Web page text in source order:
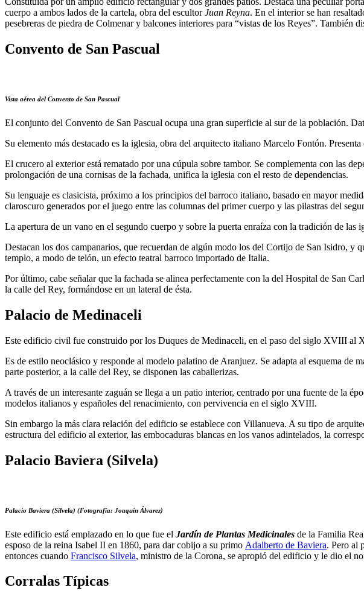
cuerpo a ambos lados de la cartela, obra del escultorJuan Reyna. En el interior se han
pesebreras de piedra de Colmenar y balcones interiores para “vistas de los Reyes”. También
Convento de San Pascual
Vista aérea del Convento de San Pascual
El conjunto del Convento de San Pascual ocupa una gran superficie al sur de la población.
Su elemento más destacado es la iglesia, obra del arquitecto italiano Marcelo Fontón.
El crucero al exterior está rematado por una cúpula sobre tambor. Se complementa con las
prolongación de una cornisas de la fachada, unifica la iglesia con el resto de dependencias.
Su lenguaje es clasicista, próximo a los principios del barroco italiano, basado en mayor
claroscuro generados por el juego entre las columnas del primer cuerpo y las pilastras del
La apertura de un vano en el segundo cuerpo y sobre la puerta enraíza con la tradición de las
Destacan los dos campanarios, que recuerdan de algún modo los del Cortijo de San Isidro,
templo, a modo de telón, un efecto teatral barroco importado de Italia.
Por último, cabe señalar que la fachada se alinea perfectamente con la del Hospital de San
la calle del Rey, formándose en un lateral de ésta.
Palacio de Medinaceli
Este edificio civil fue construido por los Duques de Medinaceli, en el paso del siglo XVIII al
Es de estilo neoclásico y responde al modelo palatino de Aranjuez. Se adapta al esquema
parte posterior, a la calle del Rey, se disponen las caballerizas.
A través de un interesante zaguán se llega a un patio interior, centrado por una fuente de la
modelos italianos y españoles del renacimiento, con pervivencia en el siglo XVIII.
Sin embargo la más clara relación del edificio se establece con Villanueva. A su tipo de
estructura del edificio al exterior, las embocaduras blancas en los vanos adintelados, la
Palacio Baviera (Silvela)
Palacio Baviera (Silvela) (Fotografía: Joaquín Álvarez)
Este edificio está emplazado en lo que fue el Jardín de Plantas Medicinales de la Familia
esposo de la reina Isabel II en 1860, para dar cobijo a su primo Adalberto de Baviera. Pero al
entonces cuando Francisco Silvela, ministro de la Corona, se apropió del edificio y le dio el
Corralas Típicas